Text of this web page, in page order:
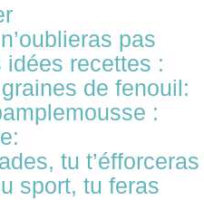
pas
recettes :
de fenouil:
:
tu t’éfforceras
sport, tu feras